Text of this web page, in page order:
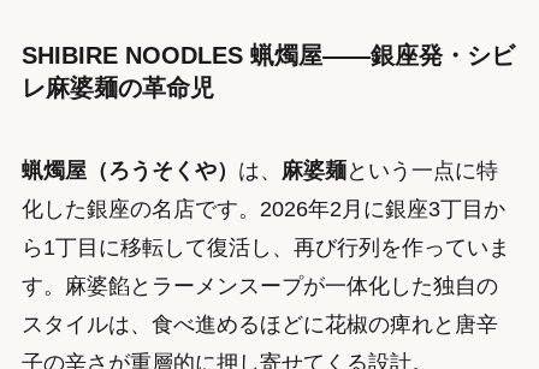
SHIBIRE NOODLES 蝋燭屋——銀座発・シビ
レ麻婆麺の革命児
蝋燭屋（ろうそくや） は、 麻婆麺という一点に特
化した銀座の名店です。2026年2月に銀座3丁目か
ら1丁目に移転して復活し、再び行列を作っていま
す。麻婆餡とラーメンスープが一体化した独自の
スタイルは、食べ進めるほどに花椒の痺れと唐辛
子の辛さが重層的に押し寄せてくる設計。